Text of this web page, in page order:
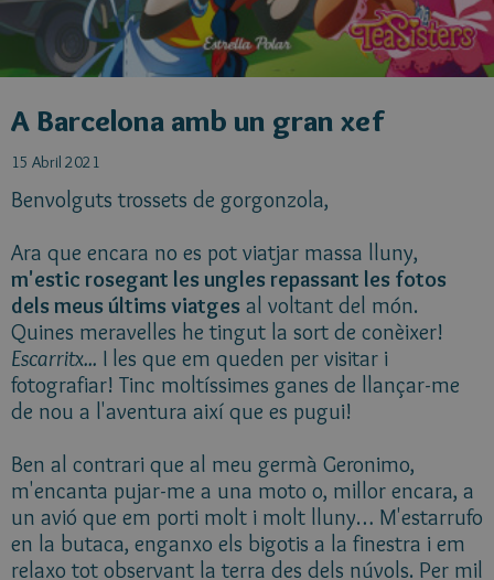
A Barcelona amb un gran xef
15 Abril 2021
Benvolguts trossets de gorgonzola,
Ara que encara no es pot viatjar massa lluny,
m'estic rosegant les ungles repassant les fotos
dels meus últims viatges al voltant del món.
Quines meravelles he tingut la sort de conèixer!
Escarritx... I les que em queden per visitar i
fotografiar! Tinc moltíssimes ganes de llançar-me
de nou a l'aventura així que es pugui!
Ben al contrari que al meu germà Geronimo,
m'encanta pujar-me a una moto o, millor encara, a
un avió que em porti molt i molt lluny… M'estarrufo
en la butaca, enganxo els bigotis a la finestra i em
relaxo tot observant la terra des dels núvols. Per mil